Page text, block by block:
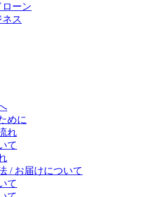
ーン
ス
めに
れ
て
/ お届けについて
て